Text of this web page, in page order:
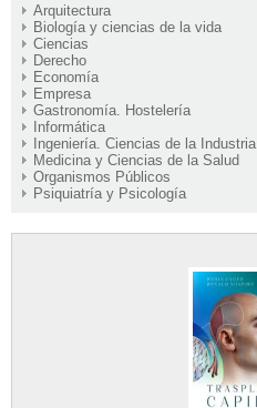
Arquitectura
Biología y ciencias de la vida
Ciencias
Derecho
Economía
Empresa
Gastronomía. Hostelería
Informática
Ingeniería. Ciencias de la Industria
Medicina y Ciencias de la Salud
Organismos Públicos
Psiquiatría y Psicología